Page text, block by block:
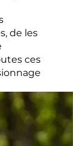
de les
ces